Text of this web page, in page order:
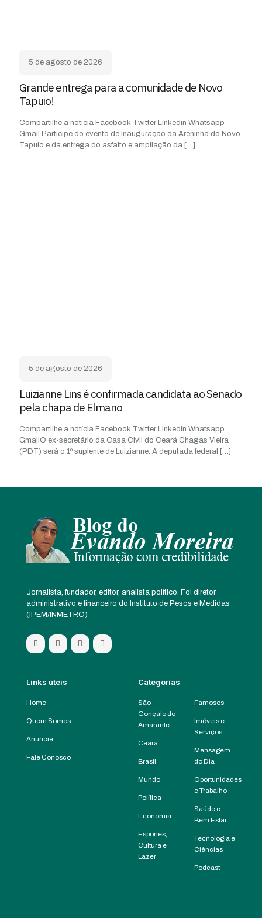
5 de agosto de 2026
Grande entrega para a comunidade de Novo
Tapuio!
Compartilhe a notícia Facebook Twitter Linkedin Whatsapp
Gmail Participe do evento de Inauguração da Areninha do Novo
Tapuio e da entrega do asfalto e ampliação da […]
5 de agosto de 2026
Luizianne Lins é confirmada candidata ao Senado
pela chapa de Elmano
Compartilhe a notícia Facebook Twitter Linkedin Whatsapp
GmailO ex-secretário da Casa Civil do Ceará Chagas Vieira
(PDT) será o 1º suplente de Luizianne. A deputada federal […]
Jornalista, fundador, editor, analista político. Foi diretor
administrativo e financeiro do Instituto de Pesos e Medidas
(IPEM/INMETRO)
Links úteis
Home
Quem Somos
Anuncie
Fale Conosco
Categorias
São
Gonçalo do
Amarante
Ceará
Brasil
Mundo
Política
Economia
Esportes,
Cultura e
Lazer
Famosos
Imóveis e
Serviços
Mensagem
do Dia
Oportunidades
e Trabalho
Saúde e
Bem Estar
Tecnologia e
Ciências
Podcast